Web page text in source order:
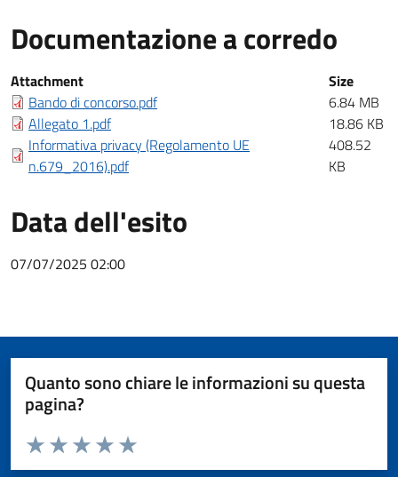
Documentazione a corredo
Documentazione a corredo
Attachment
Size
Bando di concorso.pdf
6.84 MB
Allegato 1.pdf
18.86 KB
Informativa privacy (Regolamento UE
n.679_2016).pdf
408.52
KB
Data dell'esito
07/07/2025 02:00
Quanto sono chiare le informazioni su questa
pagina?
Valuta da 1 a 5 stelle la pagina
Valuta 5 stelle su 5
Valuta 4 stelle su 5
Valuta 3 stelle su 5
Valuta 2 stelle su 5
Valuta 1 stelle su 5